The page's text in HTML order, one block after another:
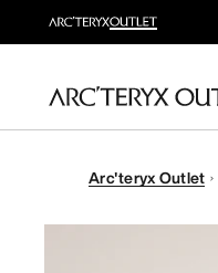
Arc'teryx Outlet